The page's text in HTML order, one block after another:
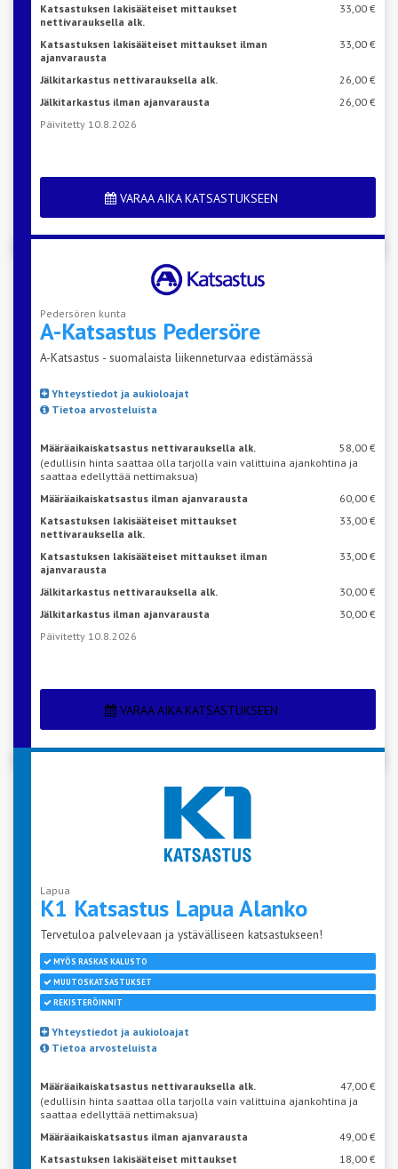
Katsastuksen lakisääteiset mittaukset
nettivarauksella alk.
33,00 €
Katsastuksen lakisääteiset mittaukset ilman
ajanvarausta
33,00 €
Jälkitarkastus nettivarauksella alk.
26,00 €
Jälkitarkastus ilman ajanvarausta
26,00 €
Päivitetty 10.8.2026
VARAA AIKA KATSASTUKSEEN
Pedersören kunta
A-Katsastus Pedersöre
A-Katsastus - suomalaista liikenneturvaa edistämässä
Yhteystiedot ja aukioloajat
Tietoa arvosteluista
Määräaikaiskatsastus nettivarauksella alk.
58,00 €
(edullisin hinta saattaa olla tarjolla vain valittuina ajankohtina ja
saattaa edellyttää nettimaksua)
Määräaikaiskatsastus ilman ajanvarausta
60,00 €
Katsastuksen lakisääteiset mittaukset
nettivarauksella alk.
33,00 €
Katsastuksen lakisääteiset mittaukset ilman
ajanvarausta
33,00 €
Jälkitarkastus nettivarauksella alk.
30,00 €
Jälkitarkastus ilman ajanvarausta
30,00 €
Päivitetty 10.8.2026
VARAA AIKA KATSASTUKSEEN
Lapua
K1 Katsastus LapuaAlanko
Tervetuloa palvelevaan ja ystävälliseen katsastukseen!
MYÖS RASKAS KALUSTO
MUUTOSKATSASTUKSET
REKISTERÖINNIT
Yhteystiedot ja aukioloajat
Tietoa arvosteluista
Määräaikaiskatsastus nettivarauksella alk.
47,00 €
(edullisin hinta saattaa olla tarjolla vain valittuina ajankohtina ja
saattaa edellyttää nettimaksua)
Määräaikaiskatsastus ilman ajanvarausta
49,00 €
Katsastuksen lakisääteiset mittaukset
18,00 €